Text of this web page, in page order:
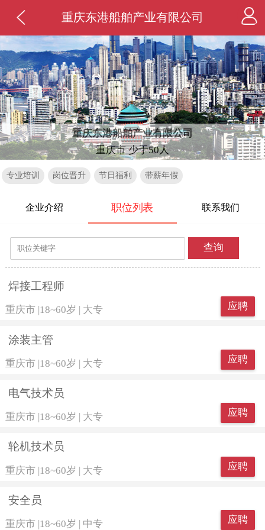
重庆东港船舶产业有限公司
重庆东港船舶产业有限公司
重庆市 少于50人
专业培训 岗位晋升 节日福利 带薪年假
企业介绍 职位列表 联系我们
查询
焊接工程师
重庆市 18~60岁 大专 应聘
涂装主管
重庆市 |18~60岁 | 大专 应聘
电气技术员
重庆市 18~60岁 大专 应聘
轮机技术员
重庆市 |18~60岁 | 大专 应聘
安全员
重庆市 |18~60岁 | 中专 应聘